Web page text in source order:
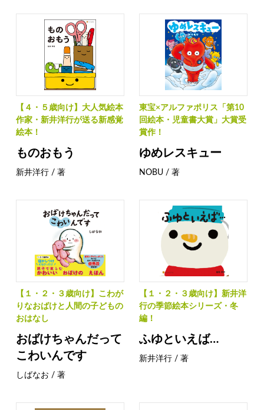
【４・５歳向け】大人気絵本
作家・新井洋行が送る新感覚
絵本！
ものおもう
新井洋行 / 著
東宝×アルファポリス「第10
回絵本・児童書大賞」大賞受
賞作！
ゆめレスキュー
NOBU / 著
【１・２・３歳向け】こわが
りなおばけと人間の子どもの
おはなし
おばけちゃんだって
こわいんです
しばなお / 著
【１・２・３歳向け】新井洋
行の季節絵本シリーズ・冬
編！
ふゆといえば…
新井洋行 / 著